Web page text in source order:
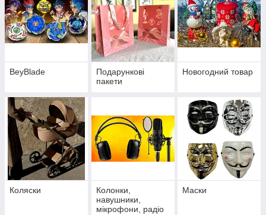
BeyBlade
Подарункові
пакети
Новогодний товар
Коляски
Колонки,
навушники,
мікрофони, радіо
Маски